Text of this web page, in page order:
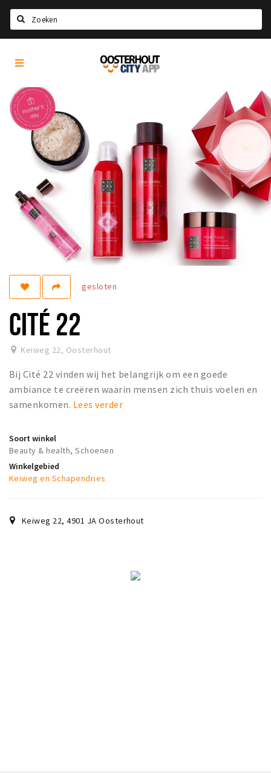
Home
Agenda
Nieuws
Eten
Drinken
Recreatief
Slapen
Winkels
Winkelgebieden
Koopzondagen
Bezienswaardigheden
Musea, theaters & podia
Uitjes & activiteiten
Natuurgebieden
Baroniepoorten
Oosterhout
City
gesloten
CITÉ 22
Keiweg 22, Oosterhout
Bij Cité 22 vinden wij het belangrijk om een goede
ambiance te creëren waarin mensen zich thuis voelen en
samenkomen. Lees verder
Soort winkel
Beauty & health, Schoenen
Winkelgebied
Keiweg en Schapendries
Keiweg 22,4901 JA Oosterhout